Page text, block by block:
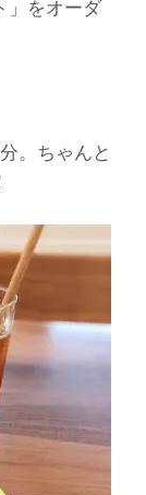
」をオーダ
。ちゃんと